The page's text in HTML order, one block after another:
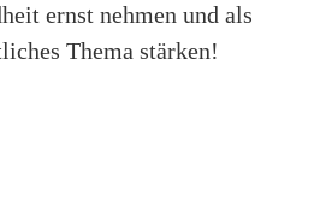
ernst nehmen und als
Thema stärken!